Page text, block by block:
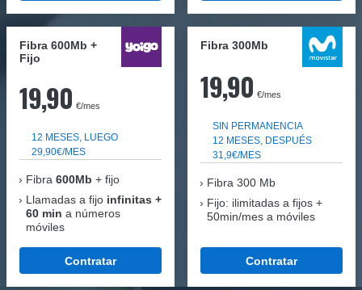
Fibra 600Mb +
Fijo
19,90 €/mes
12 MESES, LUEGO
29,90€/MES
Fibra 600Mb + fijo
Llamadas a fijo infinitas +
60 min a números
móviles
Contratar
Fibra 300Mb
19,90 €/mes
SIN PERMANENCIA
12 MESES, DESPUÉS
31,9€/MES
Fibra 300 Mb
Fijo: ilimitadas a fijos +
50min/mes a móviles
Contratar